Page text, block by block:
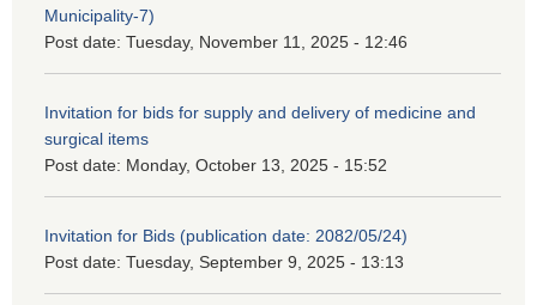
Municipality-7)
Post date: Tuesday, November 11, 2025 - 12:46
Invitation for bids for supply and delivery of medicine and
surgical items
Post date: Monday, October 13, 2025 - 15:52
Invitation for Bids (publication date: 2082/05/24)
Post date: Tuesday, September 9, 2025 - 13:13